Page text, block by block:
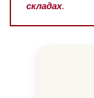
складах.